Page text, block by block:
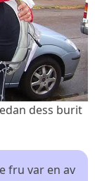
dess burit
fru var en av